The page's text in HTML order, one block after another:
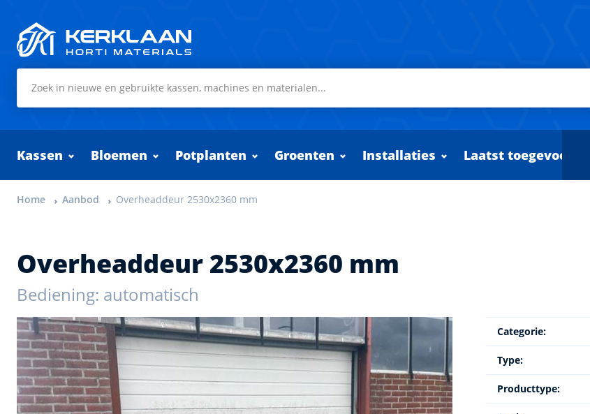
Kassen Bloemen Potplanten Groenten Installaties Laatst toegevoegd
Home Aanbod Overheaddeur 2530x2360 mm
Overheaddeur 2530x2360 mm
Bediening: automatisch
Categorie:
Type:
Producttype: